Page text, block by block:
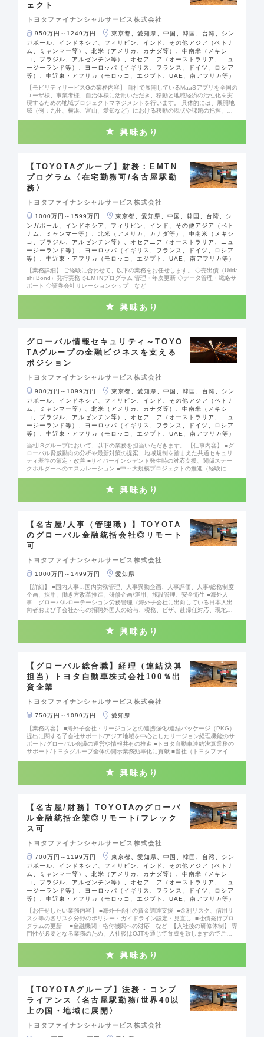
ェクト
トヨタファイナンシャルサービス株式会社
950万円～1249万円
東京都、愛知県、中国、韓国、台湾、シン
ガポール、インドネシア、フィリピン、インド、その他アジア（ベトナ
ム、ミャンマー等）、北米（アメリカ、カナダ等）、中南米（メキシ
コ、ブラジル、アルゼンチン等）、オセアニア（オーストラリア、ニュ
ージーランド等）、ヨーロッパ（イギリス、フランス、ドイツ、ロシア
等）、中近東・アフリカ（モロッコ、エジプト、UAE、南アフリカ等）
【モビリティサービスGの業務内容】 自社で展開しているMaaSアプリを全国の
ユーザ様、事業者様、自治体様に活用いただき、移動と地域経済の活性化を実
現するための地域プロジェクトマネジメントを行います。 具体的には、展開地
域（例：九州、横浜、富山、愛知など）における移動の現状や課題の把握、そ
アライアンスパートナーとの折衝や開発チームと連携したアプリ機能の改善も
て、下記業務をお任せします】 ・my route事業における事業計画・方針の策定
および実行、KPI・進捗管理 ・新規導入地域の検討・提案・折衝業務 ・各地域
で進行するプロジェクトの進捗管理 ・展開地域におけるmy route活用のアドバ
イザリー ・地域パートナーからプロダクトへの要求理解と機能改修への要件出
興味あり
【TOYOTAグループ】財務：EMTN
プログラム〈在宅勤務可/名古屋駅勤
務〉
トヨタファイナンシャルサービス株式会社
1000万円～1599万円
東京都、愛知県、中国、韓国、台湾、シ
ンガポール、インドネシア、フィリピン、インド、その他アジア（ベト
ナム、ミャンマー等）、北米（アメリカ、カナダ等）、中南米（メキシ
コ、ブラジル、アルゼンチン等）、オセアニア（オーストラリア、ニュ
ージーランド等）、ヨーロッパ（イギリス、フランス、ドイツ、ロシア
等）、中近東・アフリカ（モロッコ、エジプト、UAE、南アフリカ等）
【業務詳細】 ご経験に合わせて、以下の業務をお任せします。 ◇売出債（Urida
shi Bond）発行実務 ◇EMTNプログラム 管理・年次更新 ◇データ管理・戦略サ
ポート ◇証券会社リレーションシップ など
興味あり
グローバル情報セキュリティ～TOYO
TAグループの金融ビジネスを支える
ポジション
トヨタファイナンシャルサービス株式会社
900万円～1099万円
東京都、愛知県、中国、韓国、台湾、シン
ガポール、インドネシア、フィリピン、インド、その他アジア（ベトナ
ム、ミャンマー等）、北米（アメリカ、カナダ等）、中南米（メキシ
コ、ブラジル、アルゼンチン等）、オセアニア（オーストラリア、ニュ
ージーランド等）、ヨーロッパ（イギリス、フランス、ドイツ、ロシア
等）、中近東・アフリカ（モロッコ、エジプト、UAE、南アフリカ等）
当社ISグループにおいて、以下の業務を担当いただきます。 【仕事内容】 ■グ
ローバル脅威動向の分析や最新対策の提案、地域規制を踏まえた共通セキュリ
ティ基準の策定・改善 ■サイバーインシデント発生時の対応支援、関係ステー
クホルダーへのエスカレーション ■中～大規模プロジェクトの推進（経験に応
興味あり
【名古屋/人事（管理職）】TOYOTA
のグローバル金融統括会社◎リモート
可
トヨタファイナンシャルサービス株式会社
1000万円～1499万円
愛知県
【詳細】 ■国内人事…国内労務管理、人事異動企画、人事評価、人事/総務制度
企画、採用、働き方改革推進、研修企画/運用、施設管理、安全衛生 ■海外人
事…グローバルローテーション労務管理（海外子会社に出向している日本人出
向者および子会社からの招聘外国人の給与、税務、ビザ、赴帰任対応、現地人
と会話やメールでの英語コミュニケーションが発生します
興味あり
【グローバル総合職】経理（連結決算
担当）トヨタ自動車株式会社100％出
資企業
トヨタファイナンシャルサービス株式会社
750万円～1099万円
愛知県
【業務内容】 ■海外子会社・リージョンとの連携強化/連結パッケージ（PKG）
提出に関する子会社サポート/アジア地域を中心としたリージョン経理機能のサ
ポート/グローバル会議の運営や情報共有の推進 ■トヨタ自動車連結決算業務の
サポート/トヨタグループ全体の開示業務効率化に貢献 ■当社（トヨタファイナ
掲げており、同社が担う販売金融領域においても、決済アプリの運営や、連結
将来的にジョブローテーションによって、東京へのポジションオファーや海外
赴任の可能性もございます。 #社会課題に挑む企業 #チャレンジできる環境
興味あり
【名古屋/財務】TOYOTAのグローバ
ル金融統括企業◎リモート/フレック
ス可
トヨタファイナンシャルサービス株式会社
700万円～1199万円
東京都、愛知県、中国、韓国、台湾、シン
ガポール、インドネシア、フィリピン、インド、その他アジア（ベトナ
ム、ミャンマー等）、北米（アメリカ、カナダ等）、中南米（メキシ
コ、ブラジル、アルゼンチン等）、オセアニア（オーストラリア、ニュ
ージーランド等）、ヨーロッパ（イギリス、フランス、ドイツ、ロシア
等）、中近東・アフリカ（モロッコ、エジプト、UAE、南アフリカ等）
【お任せしたい業務内容】 ■海外子会社の資金調達支援 ■金利リスク、信用リ
スク等の各リスク分野のポリシー・ガイドライン設定・見直し ■社債発行プロ
グラムの更新 ■金融機関・格付機関への対応 など 【入社後の研修体制】 専
門性が必要となる業務のため、入社後はOJTを通じて育成を致しますのでご安
興味あり
【TOYOTAグループ】法務・コンプ
ライアンス〈名古屋駅勤務/世界40以
上の国・地域に展開〉
トヨタファイナンシャルサービス株式会社